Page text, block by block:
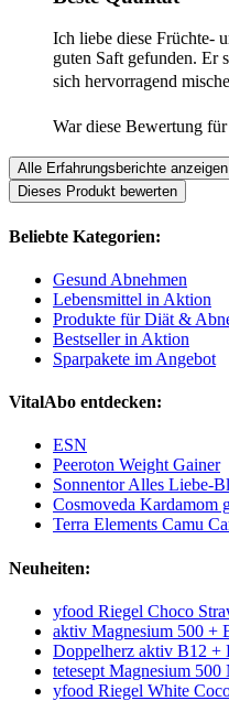
Ich liebe diese Früchte-
guten Saft gefunden. Er
sich hervorragend
War diese Bewertung
Alle Erfahrungsberichte anzeigen
Dieses Produkt bewerten
Beliebte Kategorien:
Gesund Abnehmen
Lebensmittel in Aktion
Produkte für Diät &
Bestseller in Aktion
Sparpakete im Angebot
VitalAbo entdecken:
ESN
Peeroton Weight Gainer
Sonnentor Alles Liebe-
Cosmoveda Kardamom
Terra Elements Camu
Neuheiten:
yfood Riegel Choco
aktiv Magnesium 500 +
Doppelherz aktiv B12 +
tetesept Magnesium 500
yfood Riegel White